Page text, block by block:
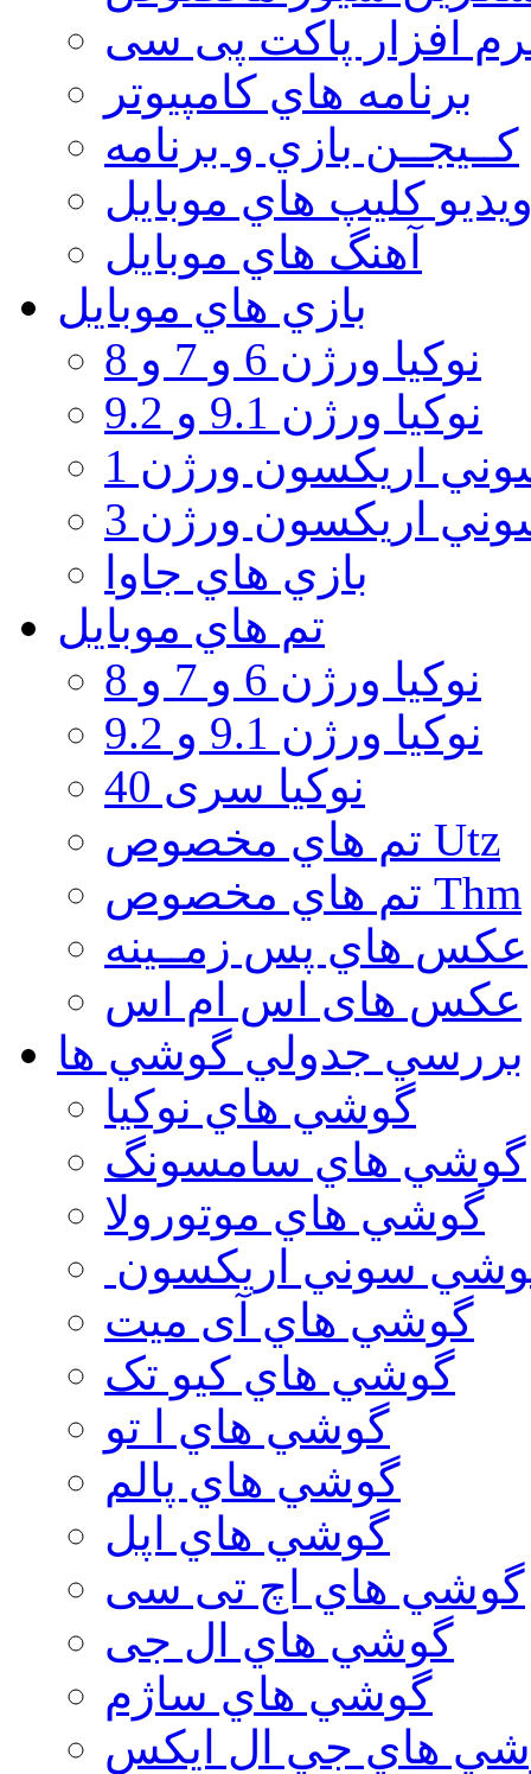
افزار پاکت پی سی
برنامه هاي كامپيوتر
كــيجــن بازي و برنامه
كليپ هاي موبايل
آهنگ هاي موبايل
بازي هاي موبايل
نوكيا ورژن 6 و 7 و 8
نوكيا ورژن 9.1 و 9.2
اريكسون ورژن 1
اريكسون ورژن 3
بازي هاي جاوا
تم هاي موبايل
نوكيا ورژن 6 و 7 و 8
نوكيا ورژن 9.1 و 9.2
نوکیا سری 40
تم هاي مخصوص Utz
تم هاي مخصوص Thm
عكس هاي پس زمــينه
عكس های اس ام اس
بررسي جدولي گوشي ها
گوشي هاي نوكيا
گوشي هاي سامسونگ
گوشي هاي موتورولا
سوني اريكسون
گوشي هاي آی میت
گوشي هاي کیو تک
گوشي هاي ا تو
گوشي هاي پالم
گوشي هاي اپل
گوشي هاي اچ تی سی
گوشي هاي ال جی
گوشي هاي ساژم
هاي جي ال ايكس